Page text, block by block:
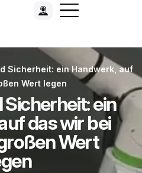
Sicherheit: ein Handwerk, auf
Wert legen
ein
das wir bei
Wert